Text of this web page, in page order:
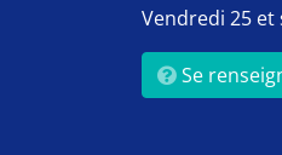
Vendredi 25 et
Se